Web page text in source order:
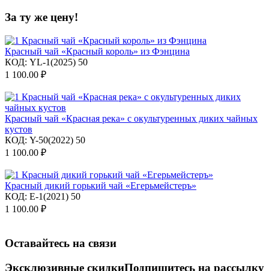
За ту же цену!
Красный чай «Красный король» из Фэнцина
КОД: YL-1(2025) 50
1 100.00 ₽
Красный чай «Красная река» с окультуренных диких чайных
кустов
КОД: Y-50(2022) 50
1 100.00 ₽
Красный дикий горький чай «Егерьмейстеръ»
КОД: E-1(2021) 50
1 100.00 ₽
Оставайтесь на связи
Эксклюзивные скидкиПодпишитесь на рассылку